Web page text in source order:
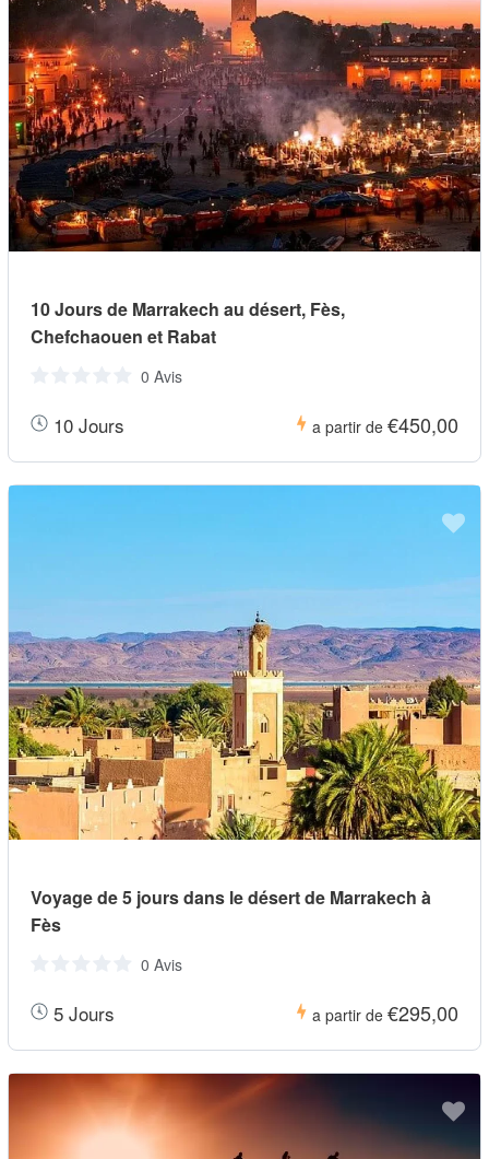
10 Jours de Marrakech au désert, Fès,
Chefchaouen et Rabat
0 Avis
10 Jours a partir de €450,00
Voyage de 5 jours dans le désert de Marrakech à
Fès
0 Avis
5 Jours a partir de €295,00